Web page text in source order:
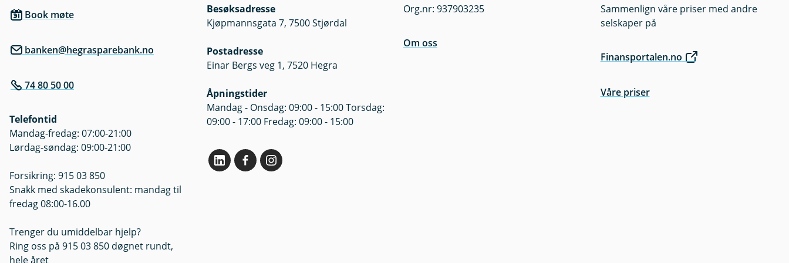
Oversikt om fondenes kostnader finner du her.
Book møte
banken@hegrasparebank.no
74 80 50 00
Telefontid
Mandag-fredag: 07:00-21:00
Lørdag-søndag: 09:00-21:00
Forsikring: 915 03 850
Snakk med skadekonsulent: mandag til
fredag 08:00-16.00
Trenger du umiddelbar hjelp?
Ring oss på 915 03 850 døgnet rundt,
hele året
Besøksadresse
Kjøpmannsgata 7, 7500 Stjørdal
Postadresse
Einar Bergs veg 1, 7520 Hegra
Åpningstider
Mandag - Onsdag: 09:00 - 15:00 Torsdag:
09:00 - 17:00 Fredag: 09:00 - 15:00
Org.nr: 937903235
Om oss
Sammenlign våre priser med andre
selskaper på
Finansportalen.no
Våre priser